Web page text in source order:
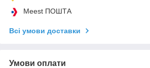
Meest ПОШТА
Всі умови доставки
Умови оплати